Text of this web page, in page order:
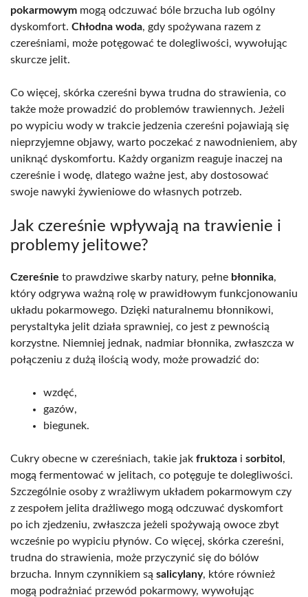
pokarmowym mogą odczuwać bóle brzucha lub ogólny
dyskomfort. Chłodna woda, gdy spożywana razem z
czereśniami, może potęgować te dolegliwości, wywołując
skurcze jelit.
Co więcej, skórka czereśni bywa trudna do strawienia, co
także może prowadzić do problemów trawiennych. Jeżeli
po wypiciu wody w trakcie jedzenia czereśni pojawiają się
nieprzyjemne objawy, warto poczekać z nawodnieniem, aby
uniknąć dyskomfortu. Każdy organizm reaguje inaczej na
czereśnie i wodę, dlatego ważne jest, aby dostosować
swoje nawyki żywieniowe do własnych potrzeb.
Jak czereśnie wpływają na trawienie i
problemy jelitowe?
Czereśnie to prawdziwe skarby natury, pełne błonnika,
który odgrywa ważną rolę w prawidłowym funkcjonowaniu
układu pokarmowego. Dzięki naturalnemu błonnikowi,
perystaltyka jelit działa sprawniej, co jest z pewnością
korzystne. Niemniej jednak, nadmiar błonnika, zwłaszcza w
połączeniu z dużą ilością wody, może prowadzić do:
wzdęć,
gazów,
biegunek.
Cukry obecne w czereśniach, takie jak fruktoza i sorbitol ,
mogą fermentować w jelitach, co potęguje te dolegliwości.
Szczególnie osoby z wrażliwym układem pokarmowym czy
z zespołem jelita drażliwego mogą odczuwać dyskomfort
po ich zjedzeniu, zwłaszcza jeżeli spożywają owoce zbyt
wcześnie po wypiciu płynów. Co więcej, skórka czereśni,
trudna do strawienia, może przyczynić się do bólów
brzucha. Innym czynnikiem są salicylany, które również
mogą podrażniać przewód pokarmowy, wywołując